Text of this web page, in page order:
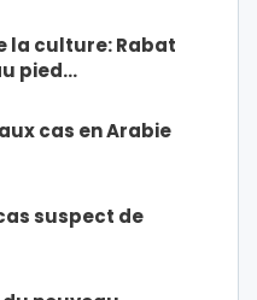
la culture: Rabat
pied…
cas en Arabie
suspect de